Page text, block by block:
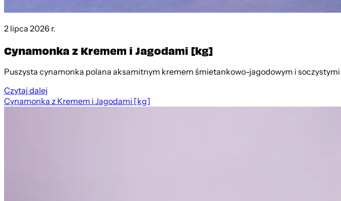
2 lipca 2026 r.
Cynamonka z Kremem i Jagodami [kg]
Puszysta cynamonka polana aksamitnym kremem śmietankowo-jagodowym i
Czytaj dalej
Cynamonka z Kremem i Jagodami [kg]